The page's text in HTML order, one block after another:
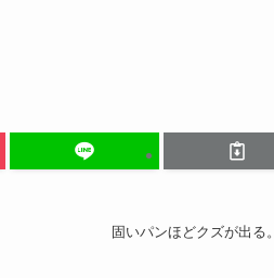
固いパンほどクズが出る。